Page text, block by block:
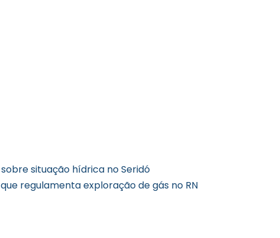
situação hídrica no Seridó
regulamenta exploração de gás no RN